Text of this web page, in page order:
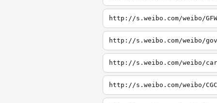
http://s.weibo.com/weibo/GFW
http://s.weibo.com/weibo/gov
http://s.weibo.com/weibo/car
http://s.weibo.com/weibo/CGC